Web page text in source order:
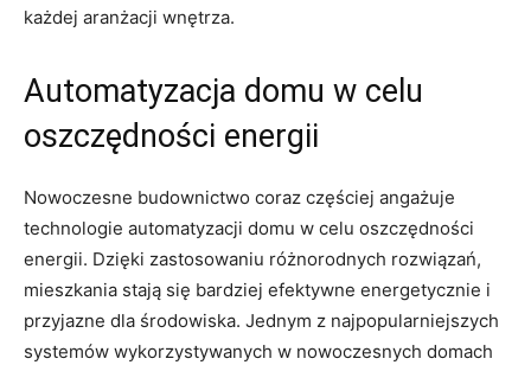
każdej aranżacji wnętrza.
Automatyzacja domu w celu
⁢oszczędności energii
Nowoczesne budownictwo coraz częściej angażuje
technologie automatyzacji domu w celu oszczędności
energii. Dzięki zastosowaniu różnorodnych rozwiązań,
mieszkania ​stają się bardziej efektywne ⁤energetycznie i
przyjazne dla ​środowiska.⁢ Jednym z najpopularniejszych
⁢systemów wykorzystywanych ⁤w nowoczesnych domach